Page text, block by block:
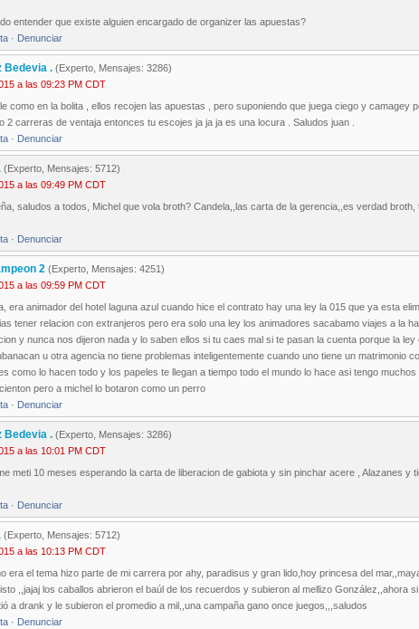
entender que existe alguien encargado de organizer las apuestas?
· Denunciar
Bedevia . (Experto, Mensajes: 3286)
a las 09:23 PM CDT
como en la bolita , ellos recojen las apuestas , pero suponiendo que juega ciego y camagey
2 carreras de ventaja entonces tu escojes ja ja ja es una locura . Saludos juan .
· Denunciar
(Experto, Mensajes: 5712)
a las 09:49 PM CDT
saludos a todos, Michel que vola broth? Candela,,las carta de la gerencia,,es verdad
· Denunciar
2 (Experto, Mensajes: 4251)
a las 09:59 PM CDT
era animador del hotel laguna azul cuando hice el contrato hay una ley la 015 que ya esta
tener relacion con extranjeros pero era solo una ley los animadores sacabamo viajes a la
y nunca nos dijeron nada y lo saben ellos si tu caes mal si te pasan la cuenta porque la ley
u otra agencia no tiene problemas inteligentemente cuando uno tiene un matrimonio
como lo hacen todo y los papeles te llegan a tiempo todo el mundo lo hace asi tengo muchos
pero a michel lo botaron como un perro
· Denunciar
Bedevia . (Experto, Mensajes: 3286)
a las 10:01 PM CDT
meti 10 meses esperando la carta de liberacion de gabiota y sin pinchar acere , Alazanes y
· Denunciar
(Experto, Mensajes: 5712)
a las 10:13 PM CDT
era el tema hizo parte de mi carrera por ahy, paradisus y gran lido,hoy princesa del
,,jajaj los caballos abrieron el baúl de los recuerdos y subieron al mellizo González,,ahora
a drank y le subieron el promedio a mil,,una campaña gano once juegos,,,saludos
· Denunciar